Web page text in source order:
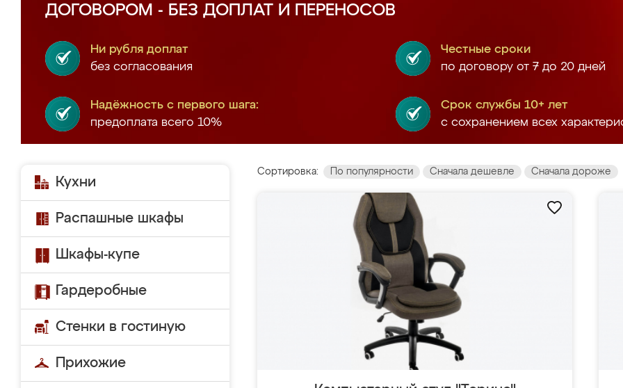
ДОГОВОРОМ - БЕЗ ДОПЛАТ И ПЕРЕНОСОВ
Ни рубля доплат
без согласования
Честные сроки
по договору от 7 до 20 дней
Надёжность с первого шага:
предоплата всего 10%
Срок службы 10+ лет
с сохранением всех
Кухни
Распашные шкафы
Шкафы-купе
Гардеробные
Стенки в гостиную
Прихожие
Сортировка: По популярности Сначала дешевле Сначала дороже